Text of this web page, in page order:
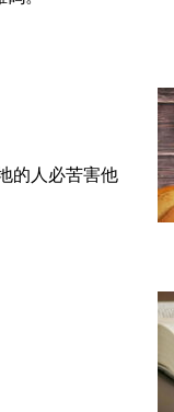
的人必苦害他